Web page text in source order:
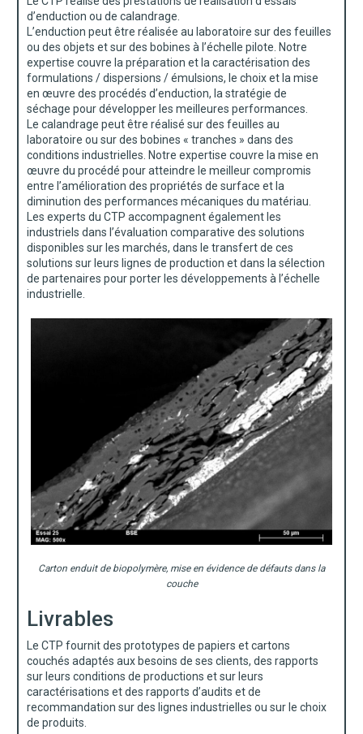
d’enduction ou de calandrage.
L’enduction peut être réalisée au laboratoire sur des feuilles
ou des objets et sur des bobines à l’échelle pilote. Notre
expertise couvre la préparation et la caractérisation des
formulations / dispersions / émulsions, le choix et la mise
en œuvre des procédés d’enduction, la stratégie de
séchage pour développer les meilleures performances.
Le calandrage peut être réalisé sur des feuilles au
laboratoire ou sur des bobines « tranches » dans des
conditions industrielles. Notre expertise couvre la mise en
œuvre du procédé pour atteindre le meilleur compromis
entre l’amélioration des propriétés de surface et la
diminution des performances mécaniques du matériau.
Les experts du CTP accompagnent également les
industriels dans l’évaluation comparative des solutions
disponibles sur les marchés, dans le transfert de ces
solutions sur leurs lignes de production et dans la sélection
de partenaires pour porter les développements à l’échelle
industrielle.
Carton enduit de biopolymère, mise en évidence de défauts dans la
couche
Livrables
Le CTP fournit des prototypes de papiers et cartons
couchés adaptés aux besoins de ses clients, des rapports
sur leurs conditions de productions et sur leurs
caractérisations et des rapports d’audits et de
recommandation sur des lignes industrielles ou sur le choix
de produits.